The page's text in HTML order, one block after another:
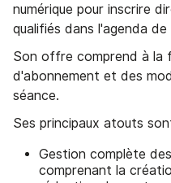
numérique pour inscrire
qualifiés dans l'agenda de
Son offre comprend à la
d'abonnement et des
séance.
Ses principaux atouts
Gestion complète
comprenant la